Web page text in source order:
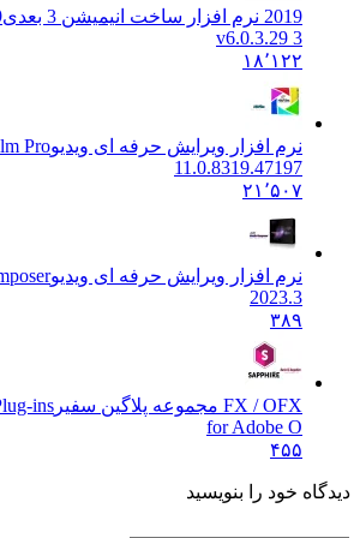
v6.0.3.29 3
۱۸٬۱۲۲
نرم افزار ویرایش حرفه ای ویدیو HitFilm Pro
11.0.8319.47197
۲۱٬۵۰۷
نرم افزار ویرایش حرفه ای ویدیو Composer
2023.3
FX / OFX مجموعه پلاگین سفیر
Plug-ins
for Adobe O
خود را بنویسید